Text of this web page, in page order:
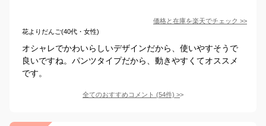
価格と在庫を楽天でチェック >>
花よりだんご(40代・女性)
オシャレでかわいらしいデザインだから、使いやすそうで
良いですね。パンツタイプだから、動きやすくてオススメ
です。
全てのおすすめコメント (54件) >